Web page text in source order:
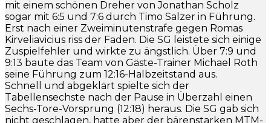
mit einem schönen Dreher von Jonathan Scholz
sogar mit 6:5 und 7:6 durch Timo Salzer in Führung.
Erst nach einer Zweiminutenstrafe gegen Romas
Kirveliavicius riss der Faden. Die SG leistete sich einige
Zuspielfehler und wirkte zu ängstlich. Über 7:9 und
9:13 baute das Team von Gäste-Trainer Michael Roth
seine Führung zum 12:16-Halbzeitstand aus.
Schnell und abgeklärt spielte sich der
Tabellensechste nach der Pause in Überzahl einen
Sechs-Tore-Vorsprung (12:18) heraus. Die SG gab sich
nicht geschlagen, hatte aber der bärenstarken MTM-